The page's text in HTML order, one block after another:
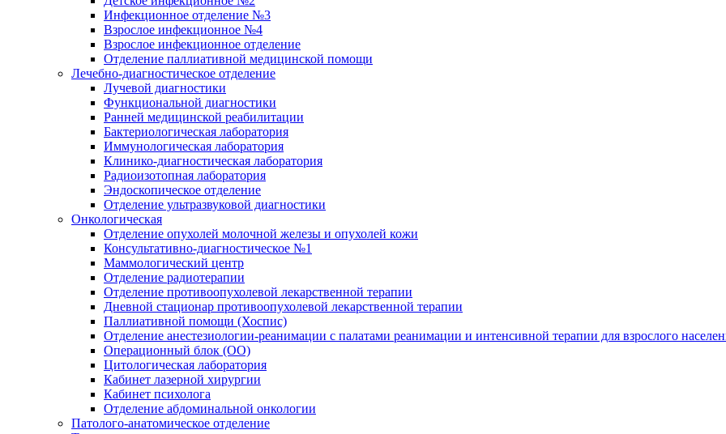
Инфекционное отделение №3
Взрослое инфекционное №4
Взрослое инфекционное отделение
Отделение паллиативной медицинской помощи
Лечебно-диагностическое отделение
Лучевой диагностики
Функциональной диагностики
Ранней медицинской реабилитации
Бактериологическая лаборатория
Иммунологическая лаборатория
Клинико-диагностическая лаборатория
Радиоизотопная лаборатория
Эндоскопическое отделение
Отделение ультразвуковой диагностики
Онкологическая
Отделение опухолей молочной железы и опухолей кожи
Консультативно-диагностическое №1
Маммологический центр
Отделение радиотерапии
Отделение противоопухолевой лекарственной терапии
Дневной стационар противоопухолевой лекарственной терапии
Паллиативной помощи (Хоспис)
Отделение анестезиологии-реанимации с палатами реанимации и интенсивной терапии для взрослого
Операционный блок (ОО)
Цитологическая лаборатория
Кабинет лазерной хирургии
Кабинет психолога
Отделение абдоминальной онкологии
Патолого-анатомическое отделение